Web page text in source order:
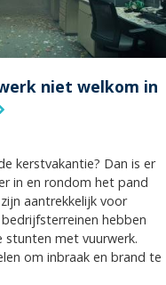
niet welkom in
kerstvakantie? Dan is er
in en rondom het pand
aantrekkelijk voor
hebben
met vuurwerk.
om inbraak en brand te